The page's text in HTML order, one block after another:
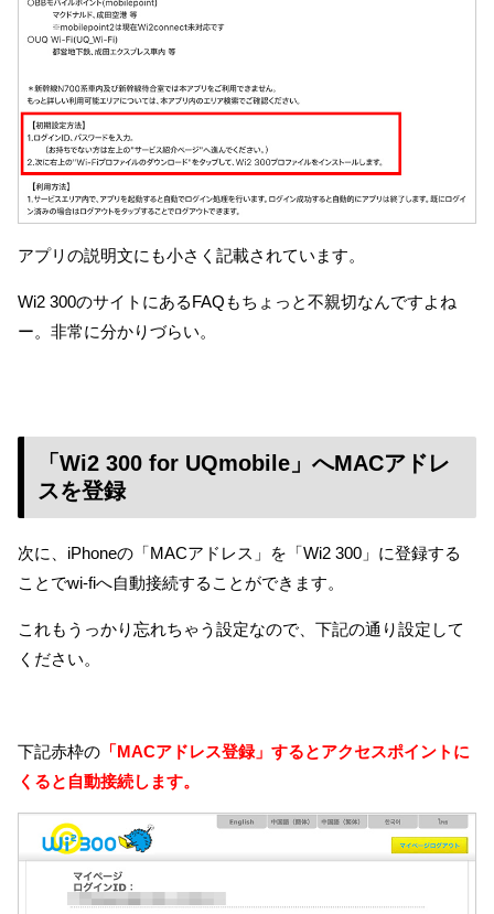
アプリの説明文にも小さく記載されています。
Wi2 300のサイトにあるFAQもちょっと不親切なんですよね
ー。非常に分かりづらい。
「Wi2 300 for UQmobile」へMACアドレ
スを登録
次に、iPhoneの「MACアドレス」を「Wi2 300」に登録する
ことでwi-fiへ自動接続することができます。
これもうっかり忘れちゃう設定なので、下記の通り設定して
ください。
下記赤枠の 「MACアドレス登録」するとアクセスポイントに
くると自動接続します。